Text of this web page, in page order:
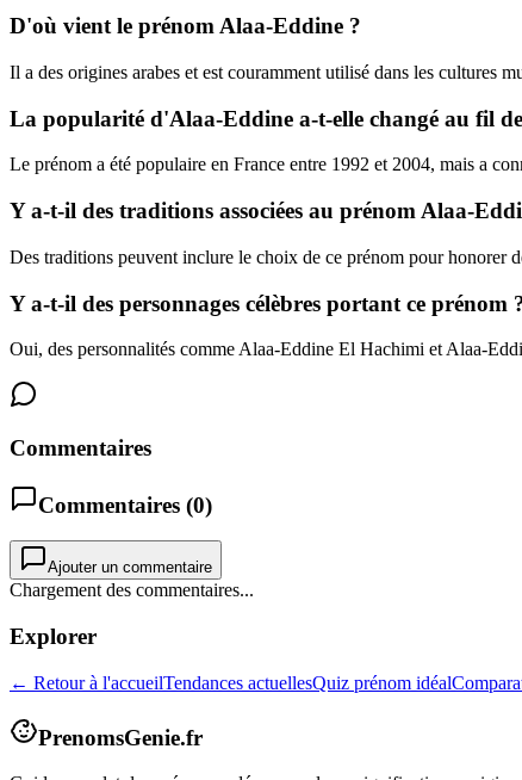
D'où vient le prénom Alaa-Eddine ?
Il a des origines arabes et est couramment utilisé dans les cultures
La popularité d'Alaa-Eddine a-t-elle changé au fil
Le prénom a été populaire en France entre 1992 et 2004, mais a
Y a-t-il des traditions associées au prénom Alaa-
Des traditions peuvent inclure le choix de ce prénom pour honorer
Y a-t-il des personnages célèbres portant ce prénom
Oui, des personnalités comme Alaa-Eddine El Hachimi et Alaa-
Commentaires
Commentaires (0)
Ajouter un commentaire
Chargement des commentaires...
Explorer
← Retour à l'accueilTendances actuellesQuiz prénom idéal
PrenomsGenie.fr